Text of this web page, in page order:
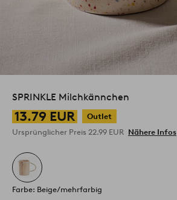
SPRINKLE Milchkännchen
13.79 EUR
Outlet
Ursprünglicher Preis 22.99 EUR Nähere Infos
Farbe: Beige/mehrfarbig